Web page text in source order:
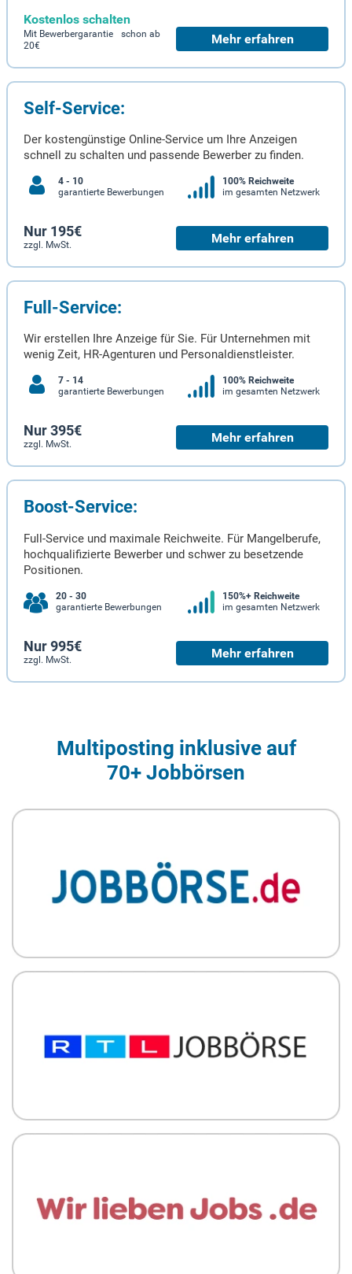
Kostenlos schalten
Mit Bewerbergarantie schon ab
20€
Mehr erfahren
Self-Service:
Der kostengünstige Online-Service um Ihre Anzeigen
schnell zu schalten und passende Bewerber zu finden.
4 - 10
garantierte Bewerbungen
100% Reichweite
im gesamten Netzwerk
Nur 195€
zzgl. MwSt. Mehr erfahren
Full-Service:
Wir erstellen Ihre Anzeige für Sie. Für Unternehmen mit
wenig Zeit, HR-Agenturen und Personaldienstleister.
7 - 14
garantierte Bewerbungen
100% Reichweite
im gesamten Netzwerk
Nur 395€
zzgl. MwSt. Mehr erfahren
Boost-Service:
Full-Service und maximale Reichweite. Für Mangelberufe,
hochqualifizierte Bewerber und schwer zu besetzende
Positionen.
20 - 30
garantierte Bewerbungen
150%+ Reichweite
im gesamten Netzwerk
Nur 995€
zzgl. MwSt. Mehr erfahren
Multiposting inklusive auf
70+ Jobbörsen